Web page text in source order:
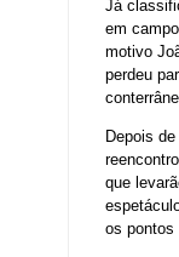
Já
em
motivo
perdeu
Depois
que
os pontos